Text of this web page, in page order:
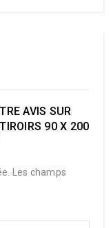
AVIS SUR
90 X 200
Les champs